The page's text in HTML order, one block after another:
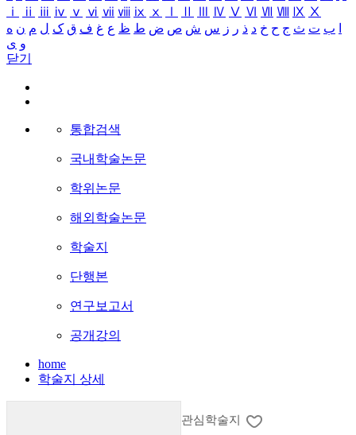
ⅰ
ⅱ ⅲ ⅳ ⅴ ⅵ ⅶ ⅷ ⅸ ⅹ Ⅳ Ⅴ Ⅵ Ⅶ Ⅷ Ⅸ Ⅹ
ب ت ث ج ح خ د ذ ر ز س ش ص ض ط ظ ع غ ف ق ک ل م ن ه
و ی
닫기
통합검색
국내학술논문
학위논문
해외학술논문
학술지
단행본
연구보고서
공개강의
home
학술지 상세
관심학술지